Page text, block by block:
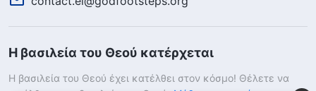
Η βασιλεία του Θεού κατέρχεται
Η βασιλεία του Θεού έχει κατέλθει στον κόσμο! Θέλετε να